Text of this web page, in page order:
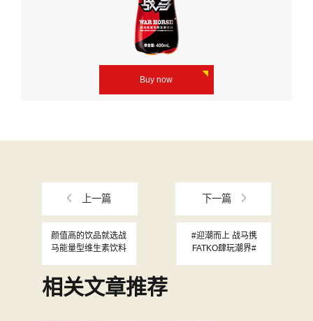
Buy now
上一篇
颜值高的饮品就选战
马能量型维生素饮料
下一篇
#迎潮而上 战马携
FATKO肆玩潮界#
相关文章推荐